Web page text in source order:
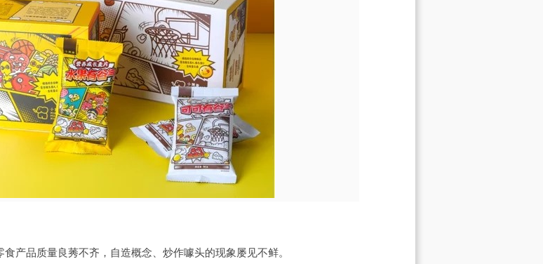
产品质量良莠不齐，自造概念、炒作噱头的现象屡见不鲜。